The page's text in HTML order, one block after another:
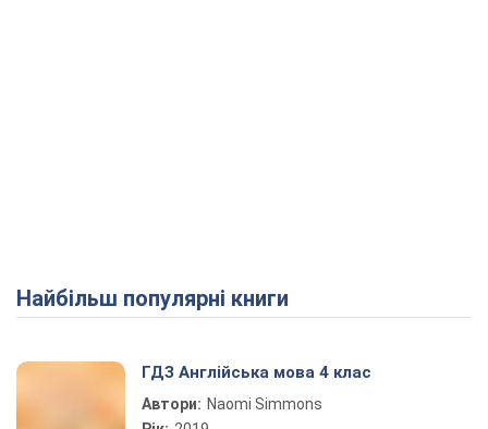
Найбільш популярні книги
ГДЗ Англійська мова 4 клас
Автори: Naomi Simmons